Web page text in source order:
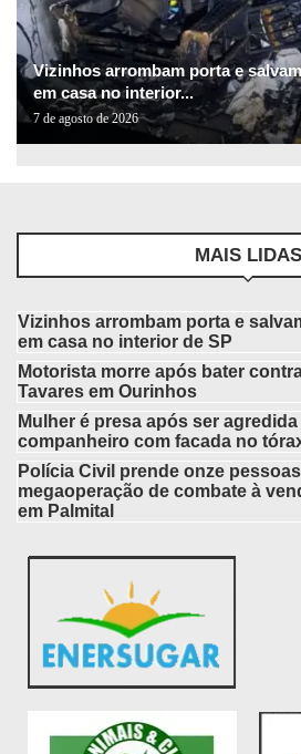
Vizinhos arrombam porta e
em casa no interior...
7 de agosto de 2026
MAIS LIDAS
Vizinhos arrombam porta e
em casa no interior de SP
Motorista morre após bater
Tavares em Ourinhos
Mulher é presa após ser agredida
companheiro com facada no
Polícia Civil prende onze
megaoperação de combate à
em Palmital